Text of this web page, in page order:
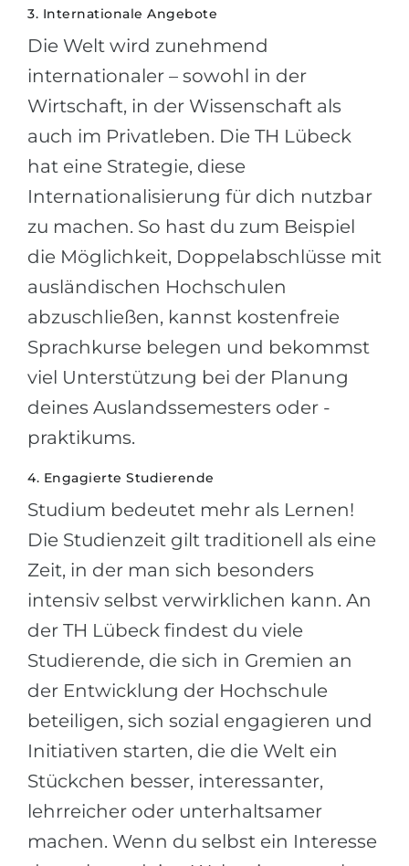
3. Internationale Angebote
Die Welt wird zunehmend
internationaler – sowohl in der
Wirtschaft, in der Wissenschaft als
auch im Privatleben. Die TH Lübeck
hat eine Strategie, diese
Internationalisierung für dich nutzbar
zu machen. So hast du zum Beispiel
die Möglichkeit, Doppelabschlüsse mit
ausländischen Hochschulen
abzuschließen, kannst kostenfreie
Sprachkurse belegen und bekommst
viel Unterstützung bei der Planung
deines Auslandssemesters oder -
praktikums.
4. Engagierte Studierende
Studium bedeutet mehr als Lernen!
Die Studienzeit gilt traditionell als eine
Zeit, in der man sich besonders
intensiv selbst verwirklichen kann. An
der TH Lübeck findest du viele
Studierende, die sich in Gremien an
der Entwicklung der Hochschule
beteiligen, sich sozial engagieren und
Initiativen starten, die die Welt ein
Stückchen besser, interessanter,
lehrreicher oder unterhaltsamer
machen. Wenn du selbst ein Interesse